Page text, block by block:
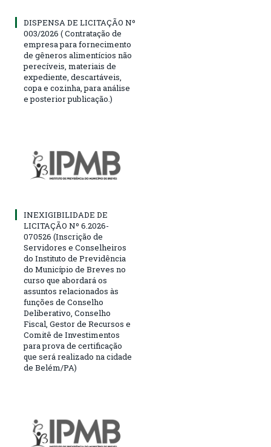
DISPENSA DE LICITAÇÃO Nº
003/2026 ( Contratação de
empresa para fornecimento
de gêneros alimentícios não
perecíveis, materiais de
expediente, descartáveis,
copa e cozinha, para análise
e posterior publicação.)
INEXIGIBILIDADE DE
LICITAÇÃO Nº 6.2026-
070526 (Inscrição de
Servidores e Conselheiros
do Instituto de Previdência
do Município de Breves no
curso que abordará os
assuntos relacionados às
funções de Conselho
Deliberativo, Conselho
Fiscal, Gestor de Recursos e
Comitê de Investimentos
para prova de certificação
que será realizado na cidade
de Belém/PA)